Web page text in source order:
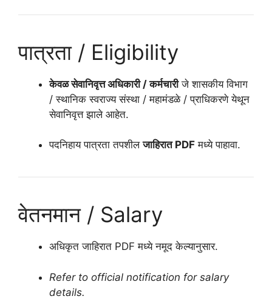
पात्रता / Eligibility
केवळ सेवानिवृत्त अधिकारी / कर्मचारीजे शासकीय विभाग
/ स्थानिक स्वराज्य संस्था / महामंडळे / प्राधिकरणे येथून
सेवानिवृत्त झाले आहेत.
पदनिहाय पात्रता तपशीलजाहिरात PDF मध्ये पाहावा.
वेतनमान / Salary
अधिकृत जाहिरात PDF मध्ये नमूद केल्यानुसार.
Refer to official notification for salary
details.